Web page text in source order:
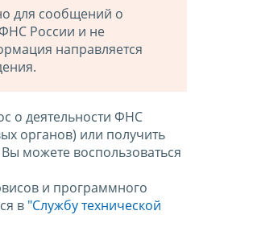
для сообщений о
России и не
направляется
о деятельности ФНС
органов) или получить
можете воспользоваться
и программного
в "Службу технической